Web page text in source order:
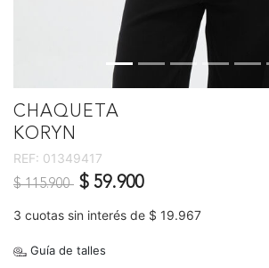
CHAQUETA
KORYN
REF: 01349417
Precio reducido de
$ 115.900 a$ 59.900
3 cuotas sin interés de $ 19.967
Guía de talles